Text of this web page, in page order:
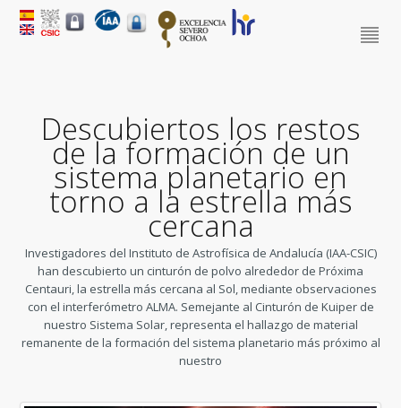
Descubiertos los restos
de la formación de un
sistema planetario en
torno a la estrella más
cercana
Investigadores del Instituto de Astrofísica de Andalucía (IAA-CSIC)
han descubierto un cinturón de polvo alrededor de Próxima
Centauri, la estrella más cercana al Sol, mediante observaciones
con el interferómetro ALMA. Semejante al Cinturón de Kuiper de
nuestro Sistema Solar, representa el hallazgo de material
remanente de la formación del sistema planetario más próximo al
nuestro